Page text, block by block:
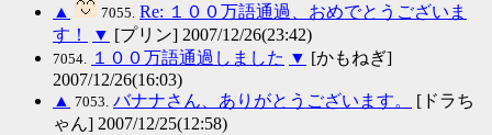
▲
7055. Re: １００万語通過、おめでとうございま
す！
▼ [プリン] 2007/12/26(23:42)
7054. １００万語通過しました ▼ [かもねぎ]
2007/12/26(16:03)
▲ 7053. バナナさん、ありがとうございます。
[ドラち
ゃん] 2007/12/25(12:58)